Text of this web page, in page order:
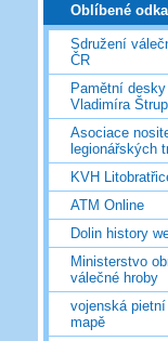
Oblíbené
Sdružení
ČR
Pamětní
Vladimíra
Asociace
legionářských
KVH
ATM Online
Dolin history
Ministerstvo
válečné hroby
vojenská
mapě